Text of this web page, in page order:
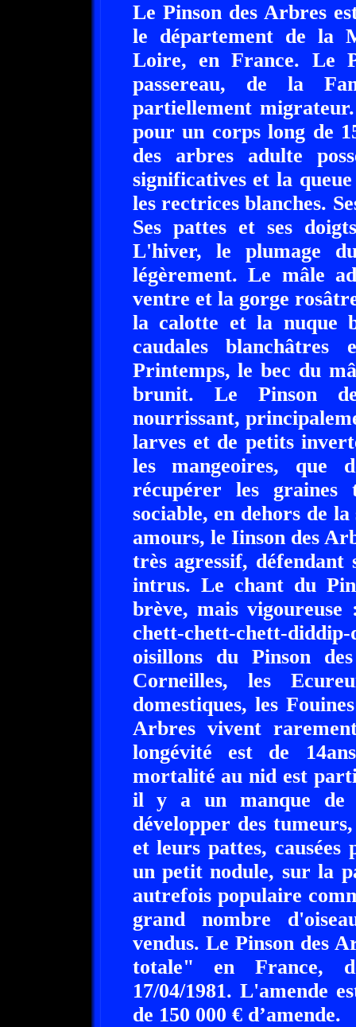
Le Pinson des Arbres
le département de la
Loire, en France. Le
passereau, de la
partiellement
pour un corps long de
des arbres adulte
significatives et la
les rectrices blanches.
Ses pattes et ses
L'hiver, le plumage
légèrement. Le mâle
ventre et la gorge
la calotte et la nuque
caudales
Printemps, le bec du
brunit. Le Pinson
nourrissant,
larves et de petits
les mangeoires, que
récupérer les graines
sociable, en dehors de
amours, le Iinson des
très agressif,
intrus. Le chant du
brève, mais
chett-chett-chett-
oisillons du Pinson
Corneilles, les
domestiques, les
Arbres vivent
longévité est de
mortalité au nid est
il y a un manque de
développer des
et leurs pattes,
un petit nodule, sur la
autrefois populaire
grand nombre
vendus. Le Pinson des
totale" en France,
17/04/1981. L'amende
de 150 000 € d’amende.